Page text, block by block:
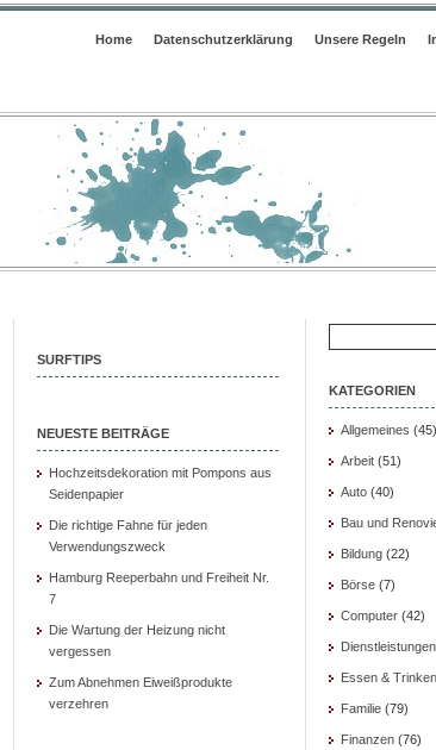
Home Datenschutzerklärung Unsere Regeln
SURFTIPS
NEUESTE BEITRÄGE
Hochzeitsdekoration mit Pompons aus
Seidenpapier
Die richtige Fahne für jeden
Verwendungszweck
Hamburg Reeperbahn und Freiheit Nr.
7
Die Wartung der Heizung nicht
vergessen
Zum Abnehmen Eiweißprodukte
verzehren
Suche
nach:
KATEGORIEN
Allgemeines (45)
Arbeit (51)
Auto (40)
Bau und
Bildung (22)
Börse (7)
Computer (42)
Dienstleistungen
Essen & Trinken
Familie (79)
Finanzen (76)